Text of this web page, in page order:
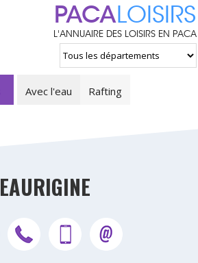
PACALOISIRS
L'ANNUAIRE DES LOISIRS EN PACA
Avec l'eau Rafting
EAURIGINE